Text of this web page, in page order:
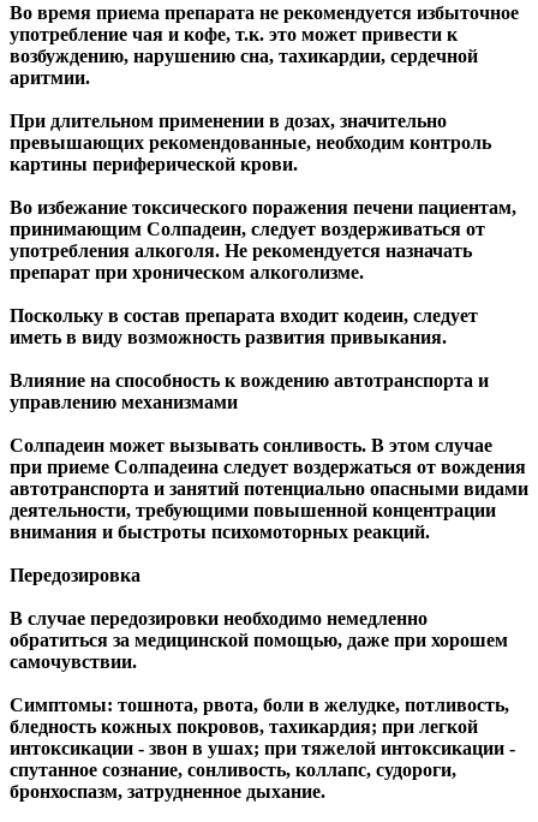
Во время приема препарата не рекомендуется избыточное
употребление чая и кофе, т.к. это может привести к
возбуждению, нарушению сна, тахикардии, сердечной
аритмии.
При длительном применении в дозах, значительно
превышающих рекомендованные, необходим контроль
картины периферической крови.
Во избежание токсического поражения печени пациентам,
принимающим Солпадеин, следует воздерживаться от
употребления алкоголя. Не рекомендуется назначать
препарат при хроническом алкоголизме.
Поскольку в состав препарата входит кодеин, следует
иметь в виду возможность развития привыкания.
Влияние на способность к вождению автотранспорта и
управлению механизмами
Солпадеин может вызывать сонливость. В этом случае
при приеме Солпадеина следует воздержаться от вождения
автотранспорта и занятий потенциально опасными видами
деятельности, требующими повышенной концентрации
внимания и быстроты психомоторных реакций.
Передозировка
В случае передозировки необходимо немедленно
обратиться за медицинской помощью, даже при хорошем
самочувствии.
Симптомы: тошнота, рвота, боли в желудке, потливость,
бледность кожных покровов, тахикардия; при легкой
интоксикации - звон в ушах; при тяжелой интоксикации -
спутанное сознание, сонливость, коллапс, судороги,
бронхоспазм, затрудненное дыхание.